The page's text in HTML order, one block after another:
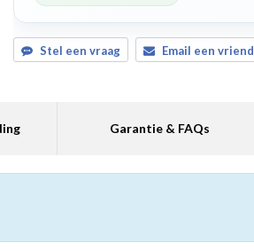
Stel een vraag Email een vriend
Garantie & FAQs